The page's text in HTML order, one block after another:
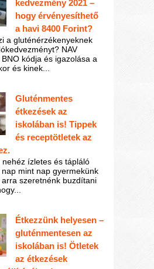
kedvezmény 2021 –
hogy érvényesíthető
a havi 8400 Forint?
a gluténérzékenyeknek
NAV
kódja és igazolása a
és kinek...
Gluténmentes
étkezések az
iskolában is! Tippek
és receptötletek az
ízletes és tápláló
mint nap gyermekünk
szeretnénk buzdítani
Étkezzünk helyesen –
gluténmentesen az
iskolában is! Ötletek
az étkezések